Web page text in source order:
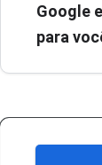
Google
para